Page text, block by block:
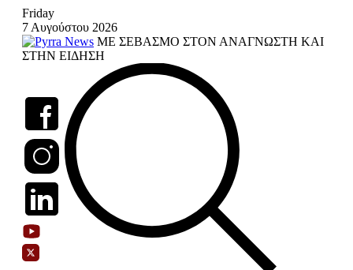
Skip
content
Friday
7 Αυγούστου 2026
ΜΕ ΣΕΒΑΣΜΟ ΣΤΟΝ ΑΝΑΓΝΩΣΤΗ ΚΑΙ
ΣΤΗΝ ΕΙΔΗΣΗ